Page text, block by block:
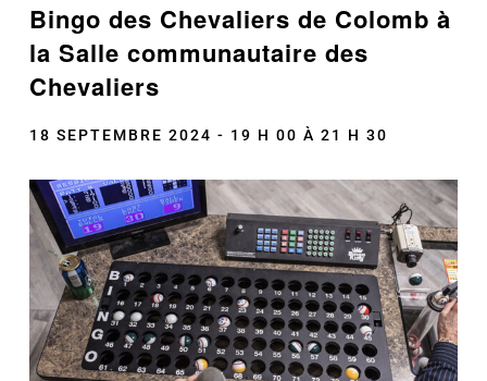
Bingo des Chevaliers de Colomb à
la Salle communautaire des
Chevaliers
18 SEPTEMBRE 2024 - 19 H 00 À 21 H 30